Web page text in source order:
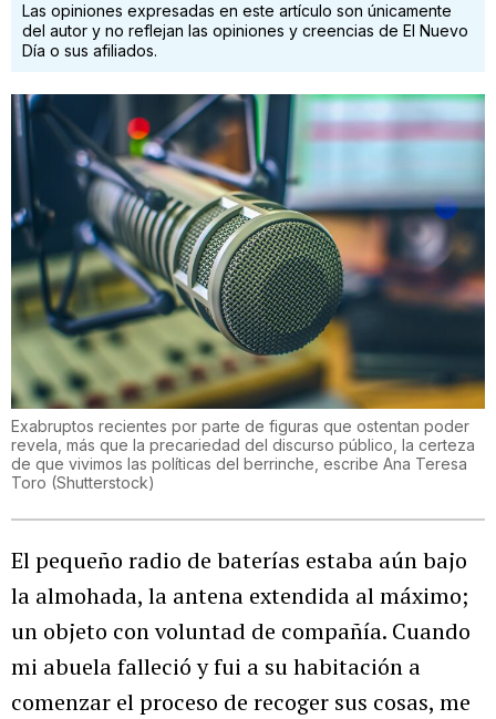
Las opiniones expresadas en este artículo son únicamente
del autor y no reflejan las opiniones y creencias de El Nuevo
Día o sus afiliados.
Exabruptos recientes por parte de figuras que ostentan poder
revela, más que la precariedad del discurso público, la certeza
de que vivimos las políticas del berrinche, escribe Ana Teresa
Toro (Shutterstock)
El pequeño radio de baterías estaba aún bajo
la almohada, la antena extendida al máximo;
un objeto con voluntad de compañía. Cuando
mi abuela falleció y fui a su habitación a
comenzar el proceso de recoger sus cosas, me